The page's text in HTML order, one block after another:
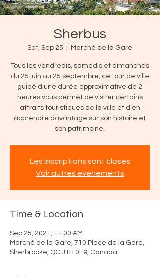
Sherbus
Sat, Sep 25 Marché de la Gare
Tous les vendredis, samedis et dimanches
du 25 juin au 25 septembre, ce tour de ville
guidé d’une durée approximative de 2
heures vous permet de visiter certains
attraits touristiques de la ville et d’en
apprendre davantage sur son histoire et
son patrimoine.
Les inscriptions sont closes
Voir autres événements
Time & Location
Sep 25, 2021, 11:00 AM
Marché de la Gare, 710 Place de la Gare,
Sherbrooke, QC J1H 0E9, Canada